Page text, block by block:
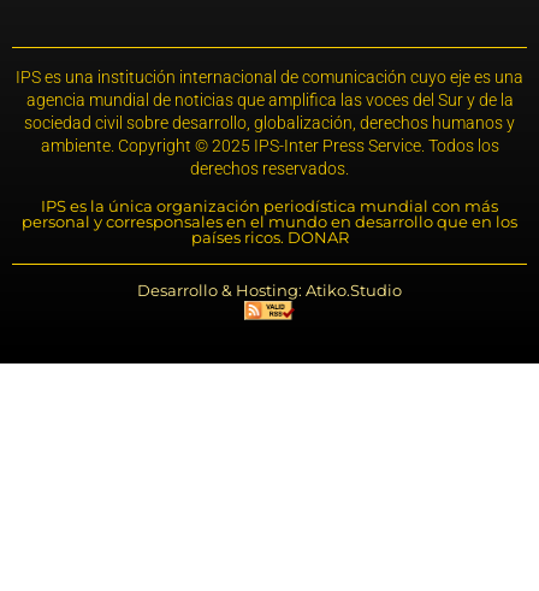
IPS es una institución internacional de comunicación cuyo eje es una
agencia mundial de noticias que amplifica las voces del Sur y de la
sociedad civil sobre desarrollo, globalización, derechos humanos y
ambiente. Copyright © 2025 IPS-Inter Press Service. Todos los
derechos reservados.
IPS es la única organización periodística mundial con más
personal y corresponsales en el mundo en desarrollo que en los
países ricos. DONAR
Desarrollo & Hosting: Atiko.Studio